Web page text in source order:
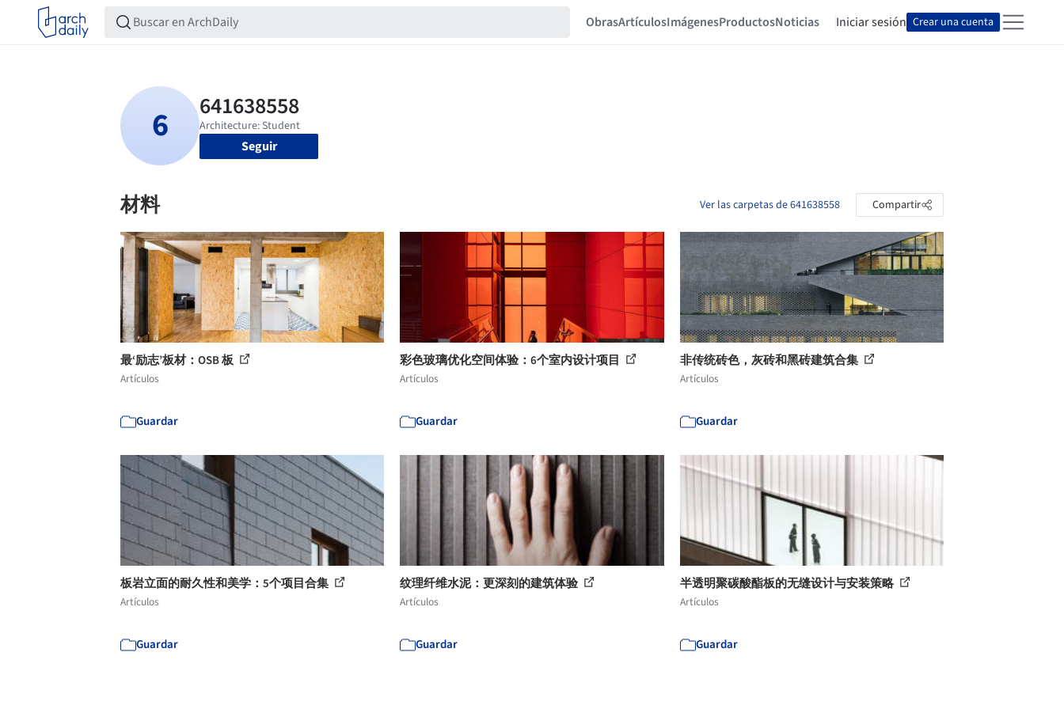
ObrasArtículosImágenesProductosNoticias Iniciar sesión Crear una cuenta
Seguir
材料 Ver las carpetas de 641638558 Compartir
最‘励志’板材：OSB 板
Artículos
Guardar
彩色玻璃优化空间体验：6个室内设计项目
Artículos
Guardar
非传统砖色，灰砖和黑砖建筑合集
Artículos
Guardar
板岩立面的耐久性和美学：5个项目合集
Artículos
Guardar
纹理纤维水泥：更深刻的建筑体验
Artículos
Guardar
半透明聚碳酸酯板的无缝设计与安装策略
Artículos
Guardar